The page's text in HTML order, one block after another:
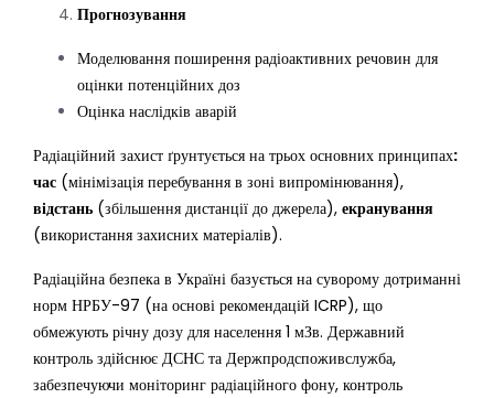
Прогнозування
Моделювання поширення радіоактивних речовин для
оцінки потенційних доз
Оцінка наслідків аварій
Радіаційний захист ґрунтується на трьох основних принципах:
час (мінімізація перебування в зоні випромінювання),
відстань (збільшення дистанції до джерела), екранування
(використання захисних матеріалів).
Радіаційна безпека в Україні базується на суворому дотриманні
норм НРБУ-97 (на основі рекомендацій ICRP), що
обмежують річну дозу для населення 1 мЗв. Державний
контроль здійснює ДСНС та Держпродспоживслужба,
забезпечуючи моніторинг радіаційного фону, контроль